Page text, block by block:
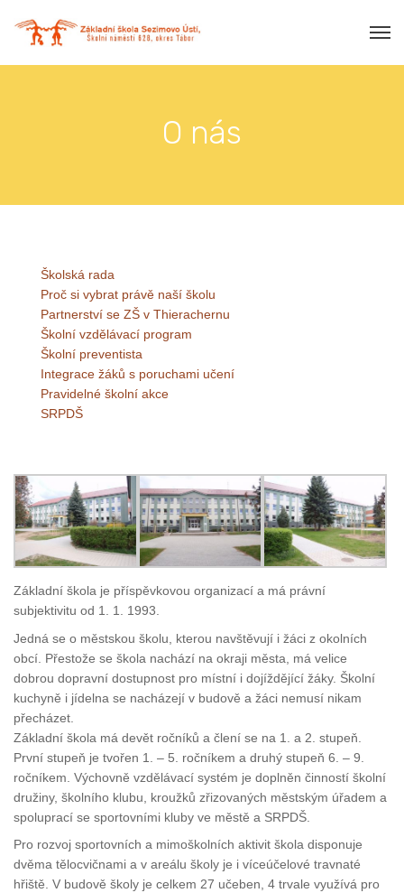
O nás
Školská rada
Proč si vybrat právě naší školu
Partnerství se ZŠ v Thierachernu
Školní vzdělávací program
Školní preventista
Integrace žáků s poruchami učení
Pravidelné školní akce
SRPDŠ
Základní škola je příspěvkovou organizací a má právní
subjektivitu od 1. 1. 1993.
Jedná se o městskou školu, kterou navštěvují i žáci z okolních
obcí. Přestože se škola nachází na okraji města, má velice
dobrou dopravní dostupnost pro místní i dojíždějící žáky. Školní
kuchyně i jídelna se nacházejí v budově a žáci nemusí nikam
přecházet.
Základní škola má devět ročníků a člení se na 1. a 2. stupeň.
První stupeň je tvořen 1. – 5. ročníkem a druhý stupeň 6. – 9.
ročníkem. Výchovně vzdělávací systém je doplněn činností školní
družiny, školního klubu, kroužků zřizovaných městským úřadem a
spoluprací se sportovními kluby ve městě a SRPDŠ.
Pro rozvoj sportovních a mimoškolních aktivit škola disponuje
dvěma tělocvičnami a v areálu školy je i víceúčelové travnaté
hřiště. V budově školy je celkem 27 učeben, 4 trvale využívá pro